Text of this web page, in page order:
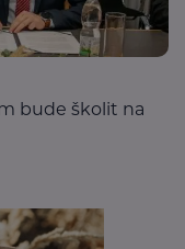
bude školit na